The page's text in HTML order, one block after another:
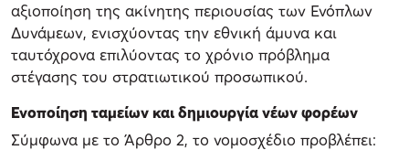
αξιοποίηση της ακίνητης περιουσίας των Ενόπλων
Δυνάμεων, ενισχύοντας την εθνική άμυνα και
ταυτόχρονα επιλύοντας το χρόνιο πρόβλημα
στέγασης του στρατιωτικού προσωπικού.
Ενοποίηση ταμείων και δημιουργία νέων φορέων
Σύμφωνα με το Άρθρο 2, το νομοσχέδιο προβλέπει: